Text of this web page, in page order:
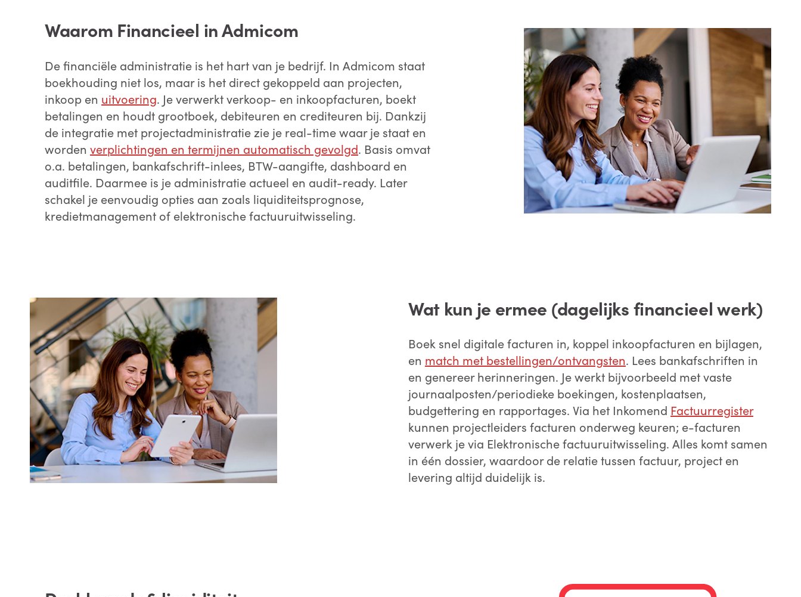
Waarom Financieel in Admicom
De financiële administratie is het hart van je bedrijf. In Admicom staat
boekhouding niet los, maar is het direct gekoppeld aan projecten,
inkoop en uitvoering. Je verwerkt verkoop- en inkoopfacturen, boekt
betalingen en houdt grootboek, debiteuren en crediteuren bij. Dankzij
de integratie met projectadministratie zie je real-time waar je staat en
worden verplichtingen en termijnen automatisch gevolgd. Basis omvat
o.a. betalingen, bankafschrift-inlees, BTW-aangifte, dashboard en
auditfile. Daarmee is je administratie actueel en audit-ready. Later
schakel je eenvoudig opties aan zoals liquiditeitsprognose,
kredietmanagement of elektronische factuuruitwisseling.
Wat kun je ermee (dagelijks financieel werk)
Boek snel digitale facturen in, koppel inkoopfacturen en bijlagen,
en match met bestellingen/ontvangsten. Lees bankafschriften in
en genereer herinneringen. Je werkt bijvoorbeeld met vaste
journaalposten/periodieke boekingen, kostenplaatsen,
budgettering en rapportages. Via het Inkomend Factuurregister
kunnen projectleiders facturen onderweg keuren; e-facturen
verwerk je via Elektronische factuuruitwisseling. Alles komt samen
in één dossier, waardoor de relatie tussen factuur, project en
levering altijd duidelijk is.